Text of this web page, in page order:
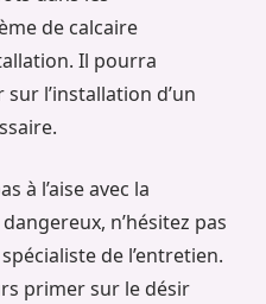
de calcaire
Il pourra
l’installation d’un
à l’aise avec la
n’hésitez pas
de l’entretien.
primer sur le désir